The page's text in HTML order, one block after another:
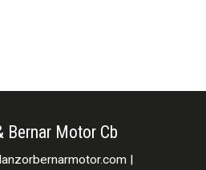
Bernar Motor Cb
|